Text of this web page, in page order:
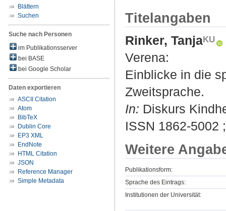
Blättern
Suchen
Suche nach Personen
im Publikationsserver
bei BASE
bei Google Scholar
Daten exportieren
ASCII Citation
Atom
BibTeX
Dublin Core
EP3 XML
EndNote
HTML Citation
JSON
Reference Manager
Simple Metadata
Titelangaben
Rinker, Tanja
Verena:
Einblicke in die
Zweitsprache.
In: Diskurs
ISSN 1862-5002
Weitere
Publikationsform:
Sprache des Eintrags:
Institutionen der Universität: